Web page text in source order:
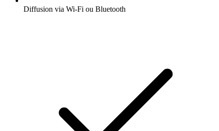
Diffusion via Wi-Fi ou Bluetooth